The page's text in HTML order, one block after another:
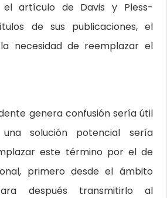
el artículo de Davis y Pless-
de sus publicaciones, el
necesidad de reemplazar el
genera confusión sería útil
solución potencial sería
este término por el de
primero desde el ámbito
después transmitirlo al